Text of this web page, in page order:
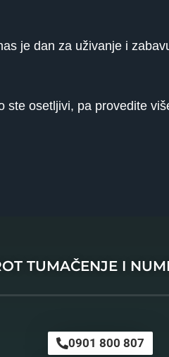
je dan za uživanje i
ste osetljivi, pa provedite
TUMAČENJE I
0901 800 807